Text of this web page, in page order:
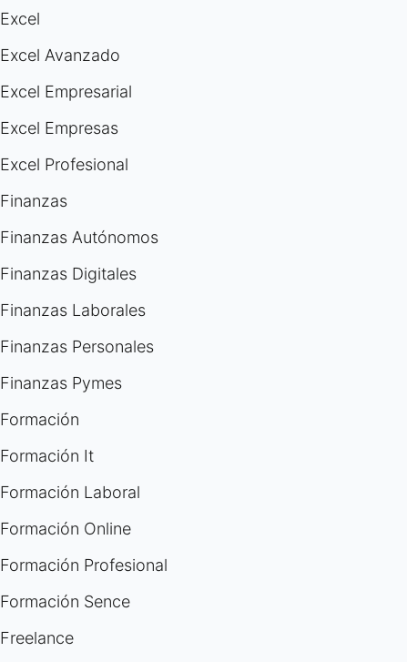
Excel
Excel Avanzado
Excel Empresarial
Excel Empresas
Excel Profesional
Finanzas
Finanzas Autónomos
Finanzas Digitales
Finanzas Laborales
Finanzas Personales
Finanzas Pymes
Formación
Formación It
Formación Laboral
Formación Online
Formación Profesional
Formación Sence
Freelance